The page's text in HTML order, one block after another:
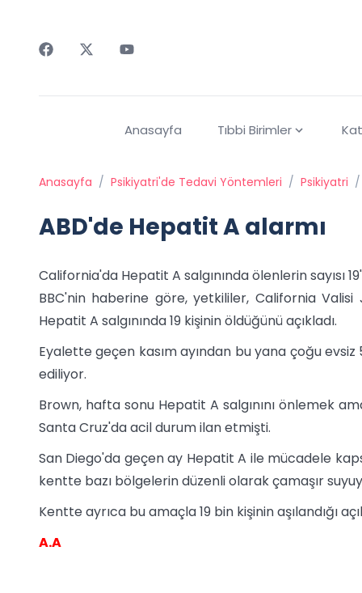
Anasayfa Tıbbi Birimler
Anasayfa / Psikiyatri'de Tedavi Yöntemleri / Psikiyatri /
ABD'de Hepatit A alarmı
California'da Hepatit A salgınında ölenlerin sayısı
BBC'nin haberine göre, yetkililer, California
Hepatit A salgınında 19 kişinin öldüğünü açıkladı.
Eyalette geçen kasım ayından bu yana çoğu
ediliyor.
Brown, hafta sonu Hepatit A salgınını önlemek
Santa Cruz'da acil durum ilan etmişti.
San Diego'da geçen ay Hepatit A ile mücadele
kentte bazı bölgelerin düzenli olarak çamaşır
Kentte ayrıca bu amaçla 19 bin kişinin aşılandığı
A.A